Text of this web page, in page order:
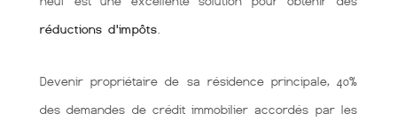
réductions d'impôts
Devenir propriétaire de sa résidence principale, 40%
des demandes de crédit immobilier accordés par les